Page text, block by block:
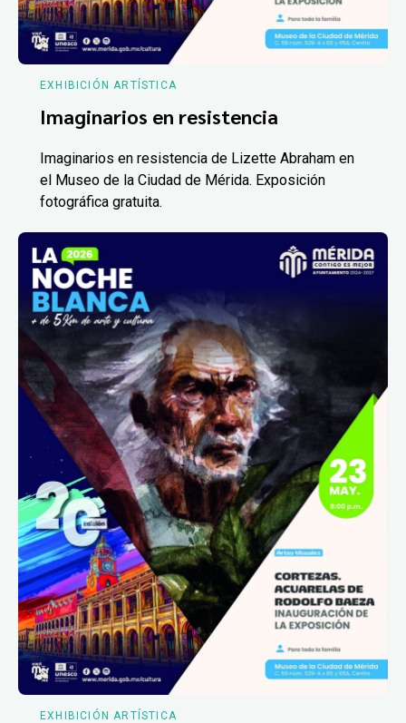
EXHIBICIÓN ARTÍSTICA
Imaginarios en resistencia
Imaginarios en resistencia de Lizette Abraham en
el Museo de la Ciudad de Mérida. Exposición
fotográfica gratuita.
EXHIBICIÓN ARTÍSTICA